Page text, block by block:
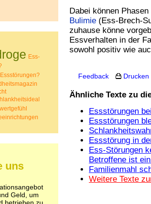
Dabei können
Bulimie (Ess-Brech-
zuhause könne
Essverhalten in der
sowohl positiv wie
Feedback Drucken
Ähnliche Texte zu
Essstörungen
Essstörungen
Essstörung in
Ess-Störungen
Betroffene ist
Familienmahl
Weitere Texte
Ess-
Essstörungen?
uns
Geld, um
betrieben zu